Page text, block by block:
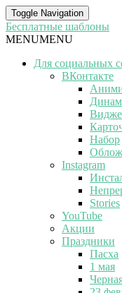
Toggle Navigation
Бесплатные шаблоны
MENUMENU
Для социальных
ВКонтакте
Набор
Instagram
Stories
YouTube
Акции
Праздники
Пасха
1 мая